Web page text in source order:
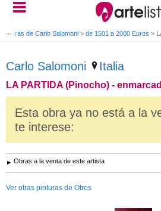
Obras de Carlo Salomoni > de 1501 a 2000 Euros >
Carlo Salomoni Italia
LA PARTIDA (Pinocho) -
Esta obra ya no está a la
te interese:
Obras a la venta de este artista
Ver otras pinturas de Otros